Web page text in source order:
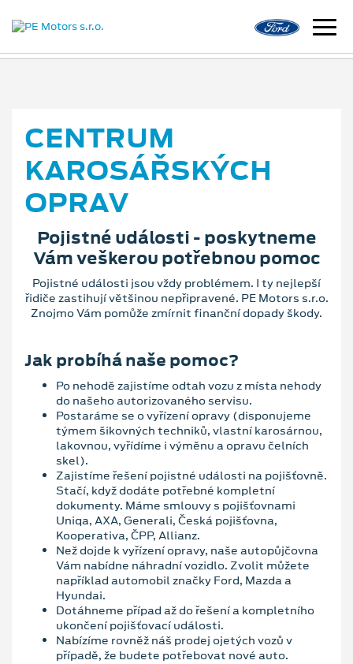
CENTRUM
KAROSÁŘSKÝCH
OPRAV
Pojistné události - poskytneme
Vám veškerou potřebnou pomoc
Pojistné události jsou vždy problémem. I ty nejlepší
řidiče zastihují většinou nepřipravené. PE Motors s.r.o.
Znojmo Vám pomůže zmírnit finanční dopady škody.
Jak probíhá naše pomoc?
Po nehodě zajistíme odtah vozu z místa nehody
do našeho autorizovaného servisu.
Postaráme se o vyřízení opravy (disponujeme
týmem šikovných techniků, vlastní karosárnou,
lakovnou, vyřídíme i výměnu a opravu čelních
skel).
Zajistíme řešení pojistné události na pojišťovně.
Stačí, když dodáte potřebné kompletní
dokumenty. Máme smlouvy s pojišťovnami
Uniqa, AXA, Generali, Česká pojišťovna,
Kooperativa, ČPP, Allianz.
Než dojde k vyřízení opravy, naše autopůjčovna
Vám nabídne náhradní vozidlo. Zvolit můžete
například automobil značky Ford, Mazda a
Hyundai.
Dotáhneme případ až do řešení a kompletního
ukončení pojišťovací události.
Nabízíme rovněž náš prodej ojetých vozů v
případě, že budete potřebovat nové auto.